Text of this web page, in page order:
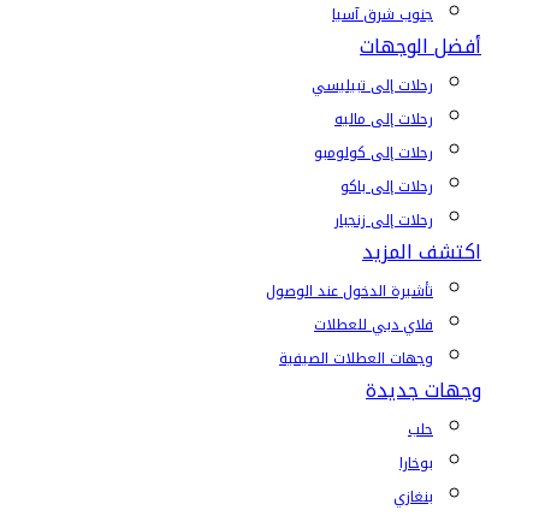
جنوب شرق آسيا
أفضل الوجهات
رحلات إلى تبيليسي
رحلات إلى ماليه
رحلات إلى كولومبو
رحلات إلى باكو
رحلات إلى زنجبار
اكتشف المزيد
تأشيرة الدخول عند الوصول
فلاي دبي للعطلات
وجهات العطلات الصيفية
وجهات جديدة
حلب
بوخارا
بنغازي